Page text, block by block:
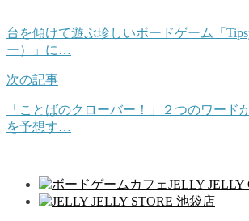
台を傾けて遊ぶ珍しいボードゲーム「
ー）」に…
次の記事
「ことばのクローバー！」２つのワード
を予想す…